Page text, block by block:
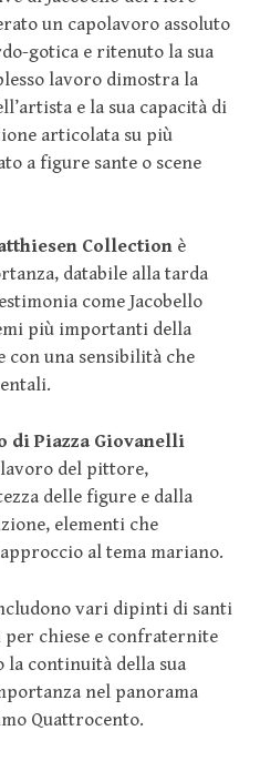
un capolavoro assoluto
gotica e ritenuto la sua
lavoro dimostra la
e la sua capacità di
articolata su più
a figure sante o scene
Collection è
databile alla tarda
come Jacobello
più importanti della
una sensibilità che
di Piazza Giovanelli
del pittore,
delle figure e dalla
elementi che
al tema mariano.
vari dipinti di santi
per chiese e confraternite
la continuità della sua
nel panorama
Quattrocento.